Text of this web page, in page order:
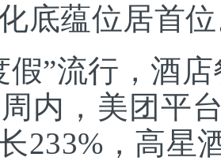
底蕴位居首
流行，酒店
内，美团平
233%，高星